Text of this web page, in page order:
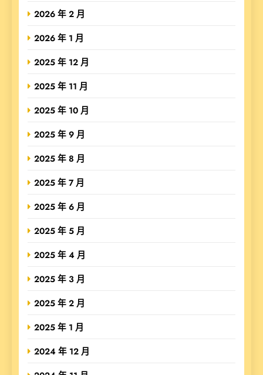
2026 年 2 月
2026 年 1 月
2025 年 12 月
2025 年 11 月
2025 年 10 月
2025 年 9 月
2025 年 8 月
2025 年 7 月
2025 年 6 月
2025 年 5 月
2025 年 4 月
2025 年 3 月
2025 年 2 月
2025 年 1 月
2024 年 12 月